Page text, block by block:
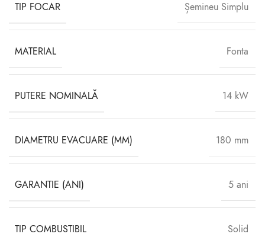
TIP FOCAR Șemineu Simplu
MATERIAL Fonta
PUTERE NOMINALĂ 14 kW
DIAMETRU EVACUARE (MM) 180 mm
GARANTIE (ANI) 5 ani
TIP COMBUSTIBIL Solid